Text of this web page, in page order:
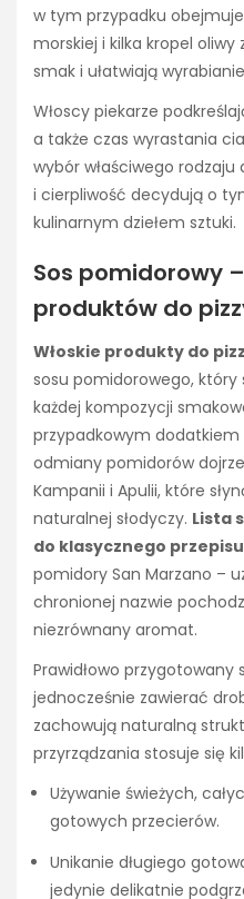
w tym przypadku
morskiej i kilka kropel
smak i ułatwiają
Włoscy piekarze
a także czas wyrastania
wybór właściwego rodzaju
i cierpliwość decydują o
kulinarnym dziełem sztuki.
Sos pomidorowy
produktów do
Włoskie produkty do
sosu pomidorowego,
każdej kompozycji
przypadkowym
odmiany pomidorów
Kampanii i Apulii, które
naturalnej słodyczy. Lista
do klasycznego przepisu
pomidory San Marzano –
chronionej nazwie
niezrównany aromat.
Prawidłowo przygotowany
jednocześnie zawierać
zachowują naturalną
przyrządzania stosuje się
Używanie świeżych,
gotowych przecierów.
Unikanie długiego
jedynie delikatnie